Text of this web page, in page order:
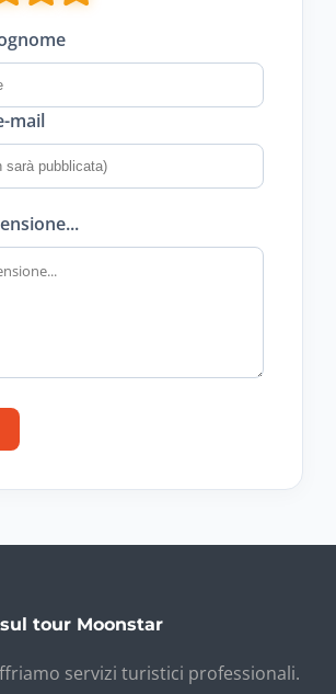
mail
tour Moonstar
servizi turistici professionali.